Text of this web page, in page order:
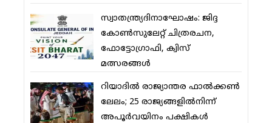
സ്വാതന്ത്ര്യദിനാഘോഷം: ജിദ്ദ
കോണ്‍സുലേറ്റ് ചിത്രരചന,
ഫോട്ടോഗ്രാഫി, ക്വിസ്
മത്സരങ്ങള്‍
റിയാദില്‍ രാജ്യാന്തര ഫാല്‍ക്കണ്‍
ലേലം; 25 രാജ്യങ്ങളില്‍നിന്ന്
അപൂര്‍വയിനം പക്ഷികള്‍